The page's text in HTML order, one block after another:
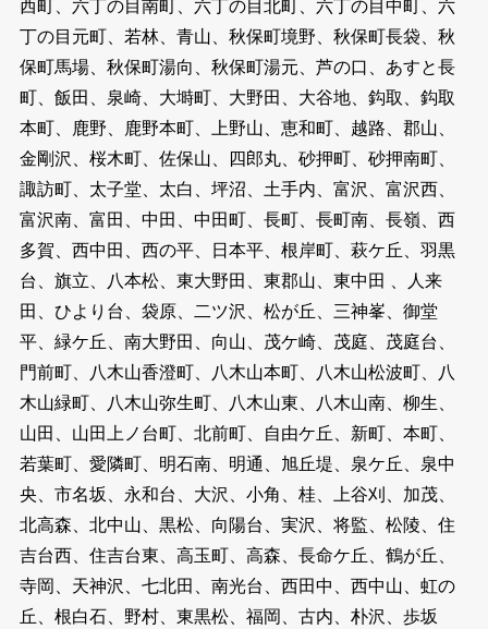
西町、六丁の目南町、六丁の目北町、六丁の目中町、六
丁の目元町、若林、青山、秋保町境野、秋保町長袋、秋
保町馬場、秋保町湯向、秋保町湯元、芦の口、あすと長
町、飯田、泉崎、大塒町、大野田、大谷地、鈎取、鈎取
本町、鹿野、鹿野本町、上野山、恵和町、越路、郡山、
金剛沢、桜木町、佐保山、四郎丸、砂押町、砂押南町、
諏訪町、太子堂、太白、坪沼、土手内、富沢、富沢西、
富沢南、富田、中田、中田町、長町、長町南、長嶺、西
多賀、西中田、西の平、日本平、根岸町、萩ケ丘、羽黒
台、旗立、八本松、東大野田、東郡山、東中田 、人来
田、ひより台、袋原、二ツ沢、松が丘、三神峯、御堂
平、緑ケ丘、南大野田、向山、茂ケ崎、茂庭、茂庭台、
門前町、八木山香澄町、八木山本町、八木山松波町、八
木山緑町、八木山弥生町、八木山東、八木山南、柳生、
山田、山田上ノ台町、北前町、自由ケ丘、新町、本町、
若葉町、愛隣町、明石南、明通、旭丘堤、泉ケ丘、泉中
央、市名坂、永和台、大沢、小角、桂、上谷刈、加茂、
北高森、北中山、黒松、向陽台、実沢、将監、松陵、住
吉台西、住吉台東、高玉町、高森、長命ケ丘、鶴が丘、
寺岡、天神沢、七北田、南光台、西田中、西中山、虹の
丘、根白石、野村、東黒松、福岡、古内、朴沢、歩坂